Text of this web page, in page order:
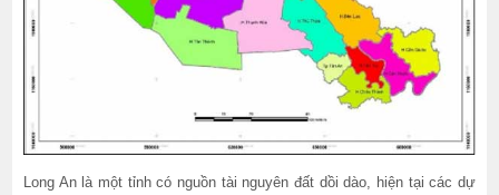
Long An là một tỉnh có nguồn tài nguyên đất dồi dào, hiện tại các dự